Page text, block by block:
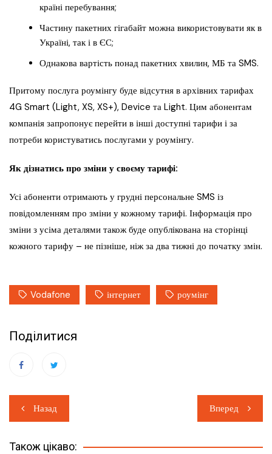
країні перебування;
Частину пакетних гігабайт можна використовувати як в
Україні, так і в ЄС;
Однакова вартість понад пакетних хвилин, МБ та SMS.
Притому послуга роумінгу буде відсутня в архівних тарифах
4G Smart (Light, XS, XS+), Device та Light. Цим абонентам
компанія запропонує перейти в інші доступні тарифи і за
потреби користуватись послугами у роумінгу.
Як дізнатись про зміни у своєму тарифі:
Усі абоненти отримають у грудні персональне SMS із
повідомленням про зміни у кожному тарифі. Інформація про
зміни з усіма деталями також буде опублікована на сторінці
кожного тарифу – не пізніше, ніж за два тижні до початку змін.
Vodafone інтернет роумінг
Поділитися
Навігація
записів
Назад Вперед
Також цікаво: